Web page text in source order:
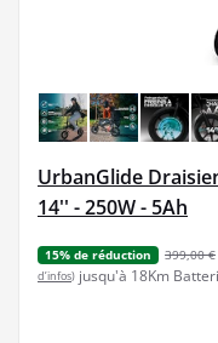
UrbanGlide
14'' - 250W - 5Ah
15% de réduction 399,00 €
d’infos) jusqu'à 18Km